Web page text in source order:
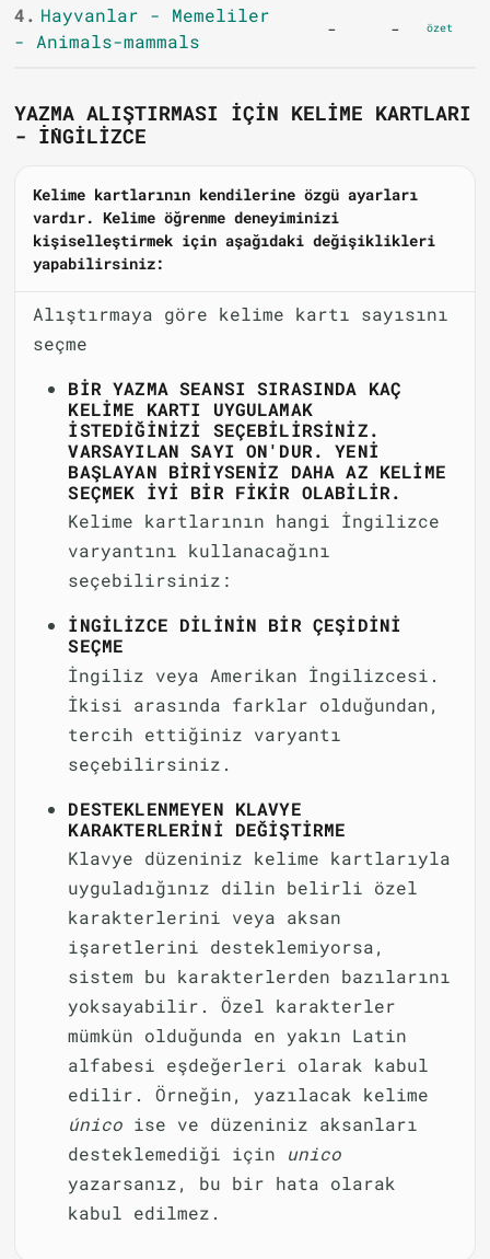
4. Hayvanlar - Memeliler
- Animals-mammals
- - özet
YAZMA ALIŞTIRMASI IÇIN KELIME KARTLARI
- İNGILIZCE
Kelime kartlarının kendilerine özgü ayarları
vardır. Kelime öğrenme deneyiminizi
kişiselleştirmek için aşağıdaki değişiklikleri
yapabilirsiniz:
Alıştırmaya göre kelime kartı sayısını
seçme
BIR YAZMA SEANSI SIRASINDA KAÇ
KELIME KARTI UYGULAMAK
ISTEDIĞINIZI SEÇEBILIRSINIZ.
VARSAYILAN SAYI ON'DUR. YENI
BAŞLAYAN BIRIYSENIZ DAHA AZ KELIME
SEÇMEK IYI BIR FIKIR OLABILIR.
Kelime kartlarının hangi İngilizce
varyantını kullanacağını
seçebilirsiniz:
İNGILIZCE DILININ BIR ÇEŞIDINI
SEÇME
İngiliz veya Amerikan İngilizcesi.
İkisi arasında farklar olduğundan,
tercih ettiğiniz varyantı
seçebilirsiniz.
DESTEKLENMEYEN KLAVYE
KARAKTERLERINI DEĞIŞTIRME
Klavye düzeniniz kelime kartlarıyla
uyguladığınız dilin belirli özel
karakterlerini veya aksan
işaretlerini desteklemiyorsa,
sistem bu karakterlerden bazılarını
yoksayabilir. Özel karakterler
mümkün olduğunda en yakın Latin
alfabesi eşdeğerleri olarak kabul
edilir. Örneğin, yazılacak kelime
único ise ve düzeniniz aksanları
desteklemediği için unico
yazarsanız, bu bir hata olarak
kabul edilmez.